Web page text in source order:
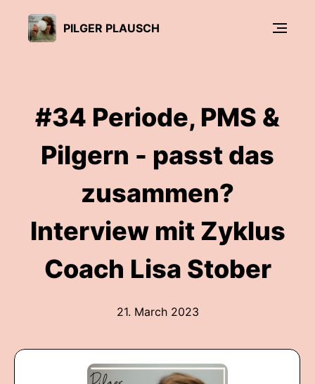
PILGER PLAUSCH
#34 Periode, PMS &
Pilgern - passt das
zusammen?
Interview mit Zyklus
Coach Lisa Stober
21. March 2023